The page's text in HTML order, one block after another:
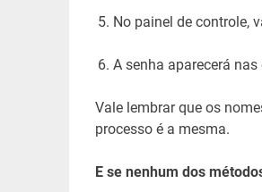
No painel de controle,
A senha aparecerá
Vale lembrar que os
processo é a mesma.
E se nenhum dos